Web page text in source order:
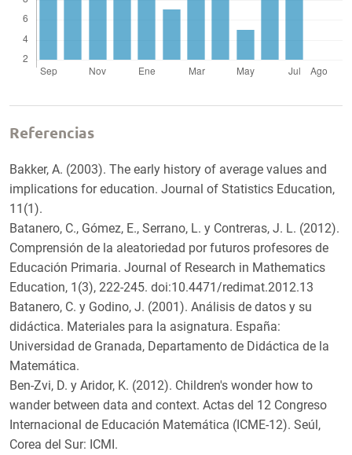
Referencias
Bakker, A. (2003). The early history of average values and
implications for education. Journal of Statistics Education,
11(1).
Batanero, C., Gómez, E., Serrano, L. y Contreras, J. L. (2012).
Comprensión de la aleatoriedad por futuros profesores de
Educación Primaria. Journal of Research in Mathematics
Education, 1(3), 222-245. doi:10.4471/redimat.2012.13
Batanero, C. y Godino, J. (2001). Análisis de datos y su
didáctica. Materiales para la asignatura. España:
Universidad de Granada, Departamento de Didáctica de la
Matemática.
Ben-Zvi, D. y Aridor, K. (2012). Children's wonder how to
wander between data and context. Actas del 12 Congreso
Internacional de Educación Matemática (ICME-12). Seúl,
Corea del Sur: ICMI.